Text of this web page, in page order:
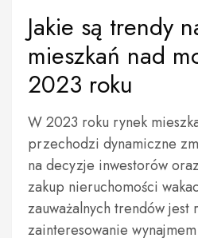
Jakie są trendy
mieszkań nad
2023 roku
W 2023 roku rynek
przechodzi dynamiczne
na decyzje inwestorów
zakup nieruchomości
zauważalnych trendów jest
zainteresowanie